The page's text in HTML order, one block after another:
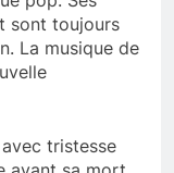
sont toujours
La musique de
tristesse